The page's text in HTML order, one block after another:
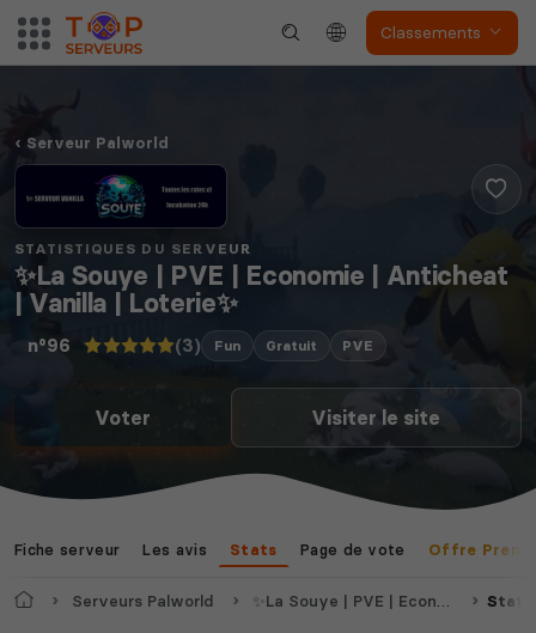
Classements
Serveur Palworld
STATISTIQUES DU SERVEUR
✨La Souye | PVE | Economie | Anticheat
| Vanilla | Loterie✨
n°96 (3) Fun Gratuit PVE
Voter Visiter le site
Fiche serveur Les avis Stats Page de vote Offre
AccueilServeurs Palworld ✨La Souye | PVE | Economie | Anticheat | Vanilla | Loterie✨